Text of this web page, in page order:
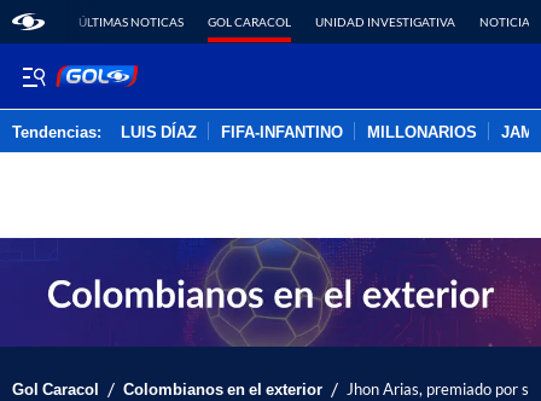
ÚLTIMAS NOTICAS GOL CARACOL UNIDAD INVESTIGATIVA NOTICIAS
Tendencias: LUIS DÍAZ FIFA-INFANTINO MILLONARIOS
Gol Caracol / Colombianos en el exterior / Jhon Arias, premiado por